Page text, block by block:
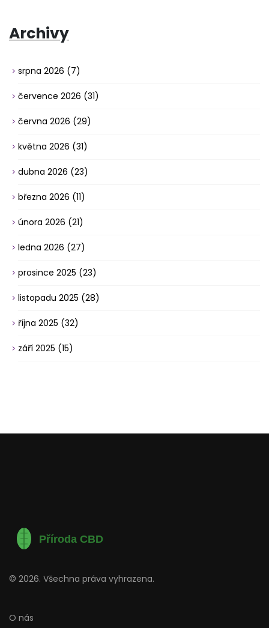
Archivy
srpna 2026 (7)
července 2026 (31)
června 2026 (29)
května 2026 (31)
dubna 2026 (23)
března 2026 (11)
února 2026 (21)
ledna 2026 (27)
prosince 2025 (23)
listopadu 2025 (28)
října 2025 (32)
září 2025 (15)
© 2026. Všechna práva vyhrazena.
O nás